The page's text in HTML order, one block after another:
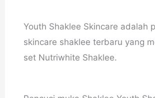
Youth Shaklee Skincare adalah
skincare shaklee terbaru yang
set Nutriwhite Shaklee.